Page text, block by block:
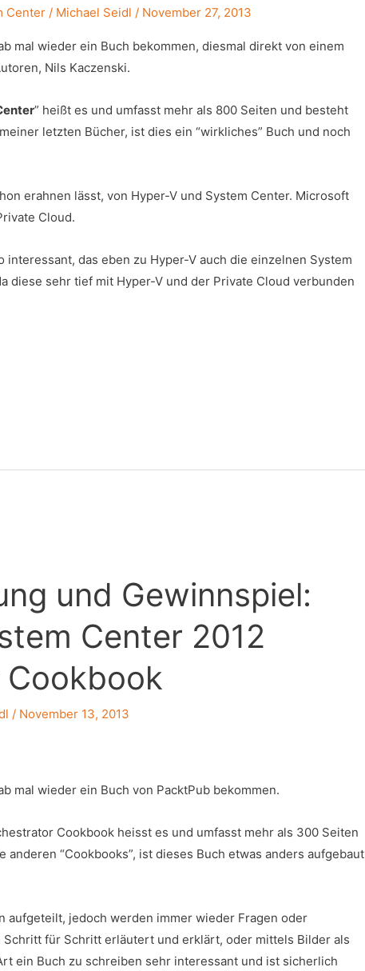
Center / Michael Seidl / November 27, 2013
mal wieder ein Buch bekommen, diesmal direkt von einem
Nils Kaczenski.
” heißt es und umfasst mehr als 800 Seiten und besteht
letzten Bücher, ist dies ein “wirkliches” Buch und noch
erahnen lässt, von Hyper-V und System Center. Microsoft
Cloud.
interessant, das eben zu Hyper-V auch die einzelnen System
diese sehr tief mit Hyper-V und der Private Cloud verbunden
und Gewinnspiel:
Center 2012
/ November 13, 2013
mal wieder ein Buch von PacktPub bekommen.
Cookbook heisst es und umfasst mehr als 300 Seiten
anderen “Cookbooks”, ist dieses Buch etwas anders aufgebaut
aufgeteilt, jedoch werden immer wieder Fragen oder
Schritt für Schritt erläutert und erklärt, oder mittels Bilder als
ein Buch zu schreiben sehr interessant und ist sicherlich